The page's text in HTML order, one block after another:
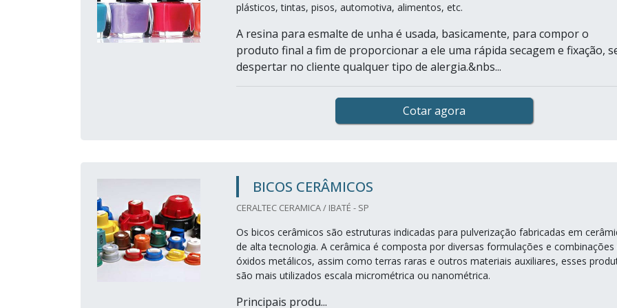
plásticos, tintas, pisos, automotiva, alimentos, etc.
A resina para esmalte de unha é usada, basicamente, para compor o
produto final a fim de proporcionar a ele uma rápida secagem e fixação,
despertar no cliente qualquer tipo de alergia.&nbs...
Cotar agora
BICOS CERÂMICOS
CERALTEC CERAMICA / IBATÉ - SP
Os bicos cerâmicos são estruturas indicadas para pulverização fabricadas em
de alta tecnologia. A cerâmica é composta por diversas formulações e combinações
óxidos metálicos, assim como terras raras e outros materiais auxiliares, esses
são mais utilizados escala micrométrica ou nanométrica.
Principais produ...